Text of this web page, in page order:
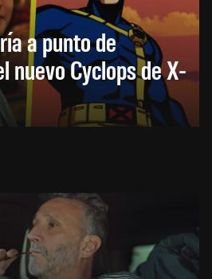
a punto de
nuevo Cyclops de X-